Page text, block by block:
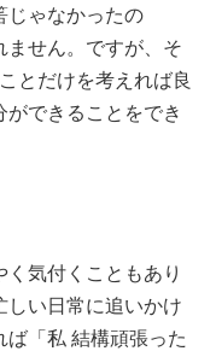
じゃなかったの
せん。ですが、そ
とだけを考えれば良
できることをでき
気付くこともあり
しい日常に追いかけ
「私 結構頑張った